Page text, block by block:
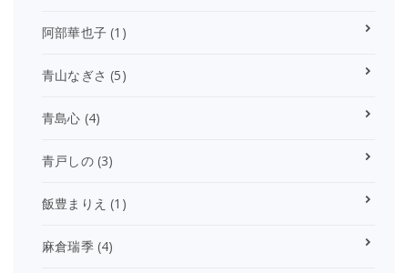
阿部華也子 (1)
青山なぎさ (5)
青島心 (4)
青戸しの(3)
飯豊まりえ (1)
麻倉瑞季(4)